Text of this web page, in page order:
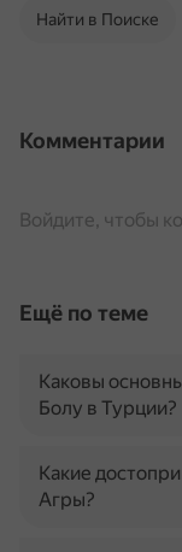
Найти в Поиске
Комментарии
Войдите, чтобы
Ещё по теме
Каковы
Болу в Турции?
Какие
Агры?